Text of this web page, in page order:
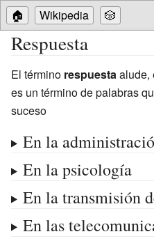
🏠 Wikipedia 🎲
Respuesta
El término respuesta alude,
es un término de palabras
suceso
En la
En la psicología
En la transmisión
En las